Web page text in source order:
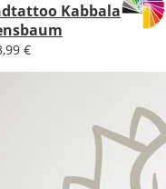
Kabbala
€